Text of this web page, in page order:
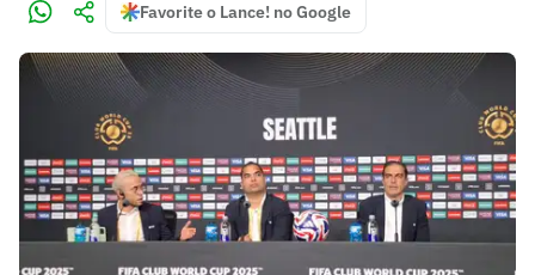
Favorite o Lance! no Google